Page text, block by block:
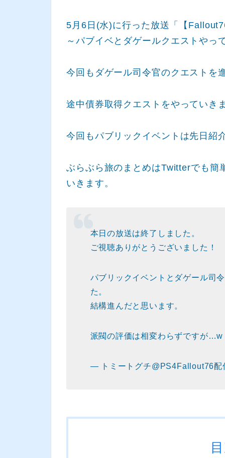
5月6日(水)に行った放送「【
～パブイベとダゲールクエストやっ
今回もダゲール司令官のクエストを
途中債券取得クエストをやっていき
今回もパブリックイベントは先日紹
ぶらぶら旅のまとめはTwitterでも簡
いきます。
本日の放送は終了しました。
ご視聴ありがとうございました！
パブリックイベントとダゲール司
た。
結構進んだと思います。
派閥の評価は相変わらずですが…w
— トミートグチ@PS4Fallout76